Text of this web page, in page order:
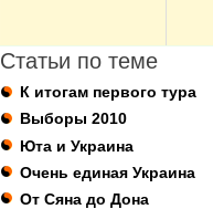
Статьи по теме
К итогам первого тура
Выборы 2010
Юта и Украина
Очень единая Украина
От Сяна до Дона